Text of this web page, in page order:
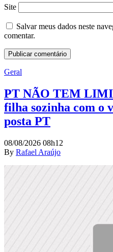
Site
Salvar meus dados neste
comentar.
Geral
PT NÃO TEM
filha sozinha com o
posta PT
08/08/2026 08h12
By Rafael Araújo